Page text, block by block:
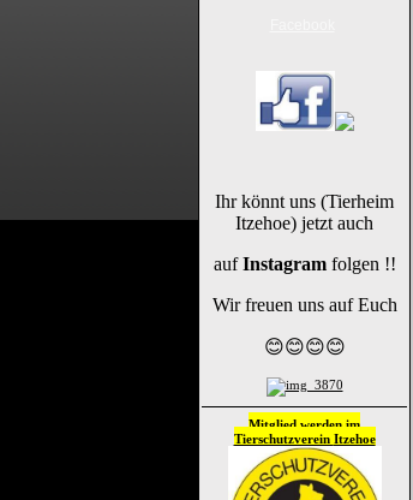
Ihr könnt uns (Tierheim
Itzehoe) jetzt auch
aufInstagramfolgen !!
Wir freuen uns auf Euch
😊😊😊😊
Mitglied werden im
Tierschutzverein Itzehoe